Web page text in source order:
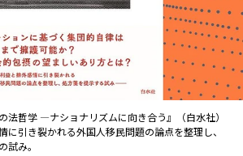
法哲学 ―ナショナリズムに向き合う』（白水社）
に引き裂かれる外国人移民問題の論点を整理し、
試み。